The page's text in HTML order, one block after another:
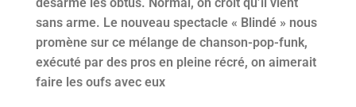
sans arme. Le nouveau spectacle « Blindé » nous
promène sur ce mélange de chanson-pop-funk,
exécuté par des pros en pleine récré, on aimerait
faire les oufs avec eux